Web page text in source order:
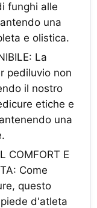
funghi alle
una
e olistica.
La
pediluvio non
il nostro
etiche e
una
COMFORT E
Come
questo
d'atleta